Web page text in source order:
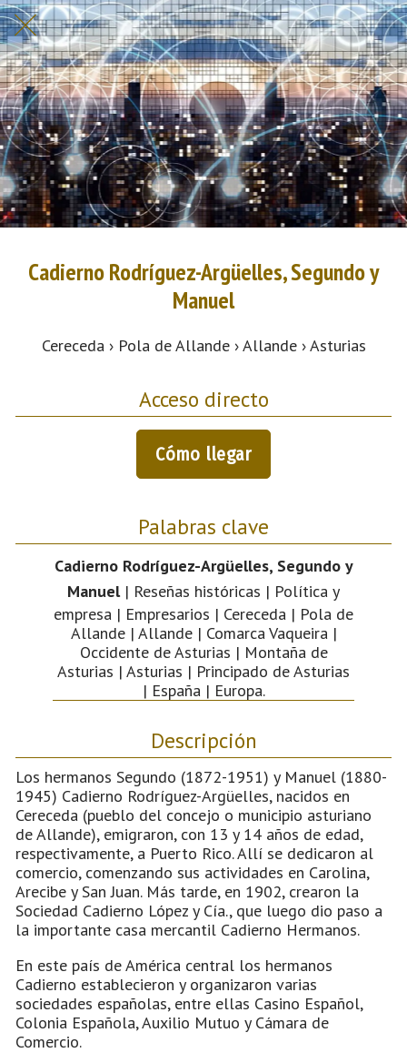
Cadierno Rodríguez-Argüelles, Segundo y
Manuel
Cereceda › Pola de Allande › Allande › Asturias
Acceso directo
Cómo llegar
Palabras clave
Cadierno Rodríguez-Argüelles, Segundo y
Manuel| Reseñas históricas | Política y
empresa | Empresarios | Cereceda | Pola de
Allande | Allande | Comarca Vaqueira |
Occidente de Asturias | Montaña de
Asturias | Asturias | Principado de Asturias
| España | Europa.
Descripción
Los hermanos Segundo (1872-1951) y Manuel (1880-
1945) Cadierno Rodríguez-Argüelles, nacidos en
Cereceda (pueblo del concejo o municipio asturiano
de Allande), emigraron, con 13 y 14 años de edad,
respectivamente, a Puerto Rico. Allí se dedicaron al
comercio, comenzando sus actividades en Carolina,
Arecibe y San Juan. Más tarde, en 1902, crearon la
Sociedad Cadierno López y Cía., que luego dio paso a
la importante casa mercantil Cadierno Hermanos.
En este país de América central los hermanos
Cadierno establecieron y organizaron varias
sociedades españolas, entre ellas Casino Español,
Colonia Española, Auxilio Mutuo y Cámara de
Comercio.